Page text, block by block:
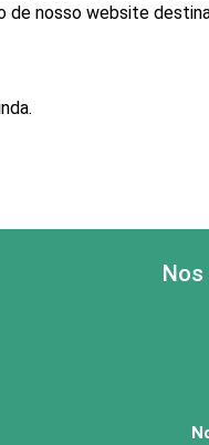
nosso website